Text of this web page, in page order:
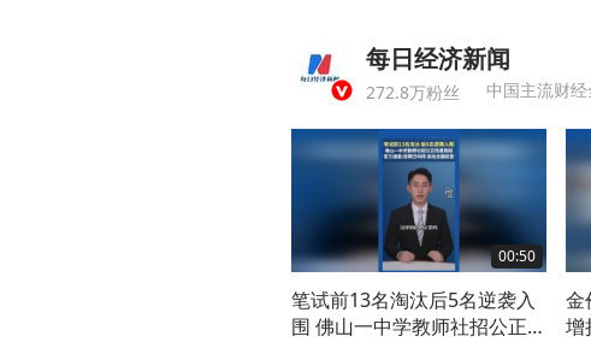
每日经济新闻
272.8万粉丝 中国主流财经
00:50
笔试前13名淘汰后5名逆袭入
围 佛山一中学教师社招公正性
金
增